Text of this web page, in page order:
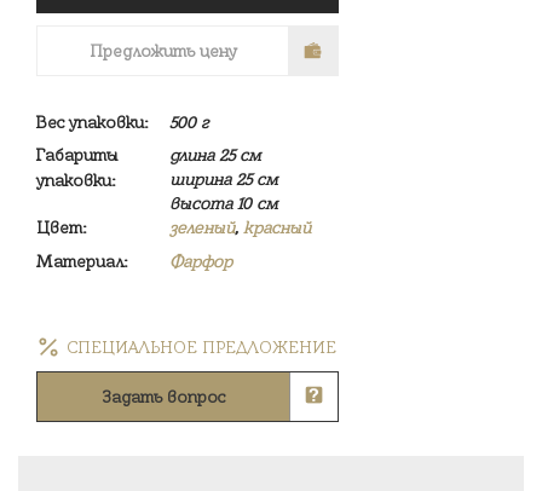
Предложить цену
Вес упаковки:
500 г
Габариты
упаковки:
длина 25 см
ширина 25 см
высота 10 см
Цвет:
зеленый, красный
Материал:
Фарфор
СПЕЦИАЛЬНОЕ ПРЕДЛОЖЕНИЕ
Задать вопрос